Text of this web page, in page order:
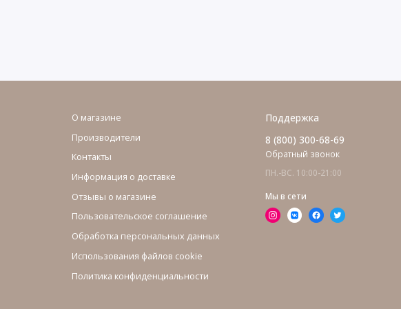
О магазине
Производители
Контакты
Информация о доставке
Отзывы о магазине
Пользовательское соглашение
Обработка персональных данных
Использования файлов cookie
Политика конфиденциальности
Поддержка
8 (800) 300-68-69
Обратный звонок
ПН.-ВС. 10:00-21:00
Мы в сети